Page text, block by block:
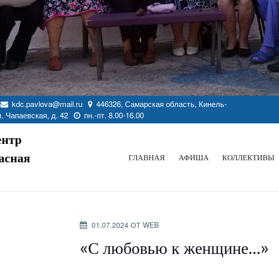
kdc.pavlova@mail.ru
446326, Самарская область, Кинель-
Чапаевская, д. 42
пн.-пт. 8.00-16.00
ГЛАВНАЯ АФИША КОЛЛЕКТИВЫ
ОПУБЛИКОВАНО
01.07.2024 ОТ WEB
«С любовью к женщине…»